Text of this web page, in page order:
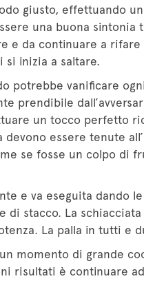
giusto, effettuando
una buona
e da continuare a
inizia a saltare.
potrebbe vanificare
prendibile
un tocco perfetto
essere tenute
se fosse un colpo di
e va eseguita dando
stacco. La
La palla in tutti
momento di grande
risultati è continuare